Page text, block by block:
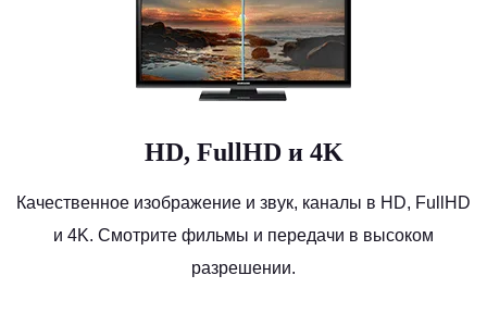
HD, FullHD и 4K
Качественное изображение и звук, каналы в HD, FullHD
и 4K. Смотрите фильмы и передачи в высоком
разрешении.